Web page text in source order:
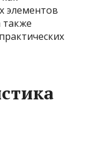
элементов
также